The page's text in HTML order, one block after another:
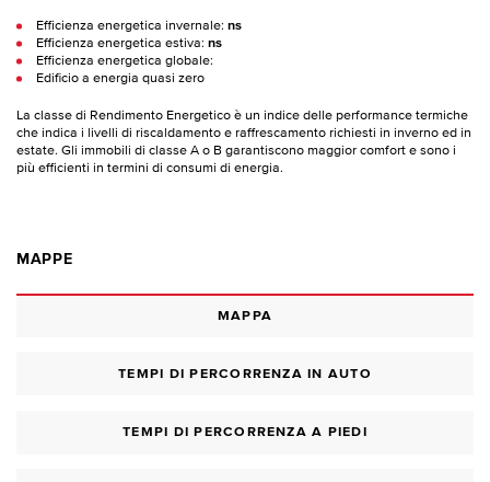
Efficienza energetica invernale: ns
Efficienza energetica estiva: ns
Efficienza energetica globale:
Edificio a energia quasi zero
La classe di Rendimento Energetico è un indice delle performance termiche
che indica i livelli di riscaldamento e raffrescamento richiesti in inverno ed in
estate. Gli immobili di classe A o B garantiscono maggior comfort e sono i
più efficienti in termini di consumi di energia.
MAPPE
MAPPA
TEMPI DI PERCORRENZA IN AUTO
TEMPI DI PERCORRENZA A PIEDI